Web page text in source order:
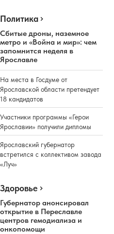
Политика
Сбитые дроны, наземное
метро и «Война и мир»: чем
запомнится неделя в
Ярославле
На места в Госдуме от
Ярославской области претендует
18 кандидатов
Участники программы «Герои
Ярославии» получили дипломы
Ярославский губернатор
встретился с коллективом завода
«Луч»
Здоровье
Губернатор анонсировал
открытие в Переславле
центров гемодиализа и
онкопомощи